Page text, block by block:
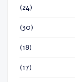
(24)
(30)
(18)
(17)